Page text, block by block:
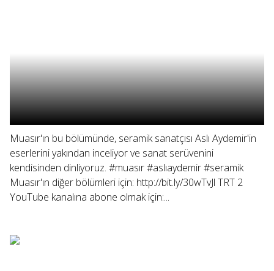
Muasır'ın bu bölümünde, seramik sanatçısı Aslı Aydemir'in
eserlerini yakından inceliyor ve sanat serüvenini
kendisinden dinliyoruz. #muasır #aslıaydemir #seramik
Muasır'ın diğer bölümleri için: http://bit.ly/30wTvJl TRT 2
YouTube kanalına abone olmak için:...